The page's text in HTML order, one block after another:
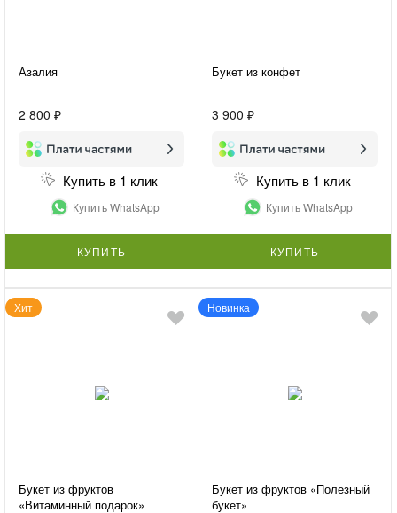
Азалия
2 800 ₽
Купить в 1 клик
Купить WhatsApp
КУПИТЬ
Букет из конфет
3 900 ₽
Купить в 1 клик
Купить WhatsApp
КУПИТЬ
Хит
Букет из фруктов
«Витаминный подарок»
Новинка
Букет из фруктов «Полезный
букет»